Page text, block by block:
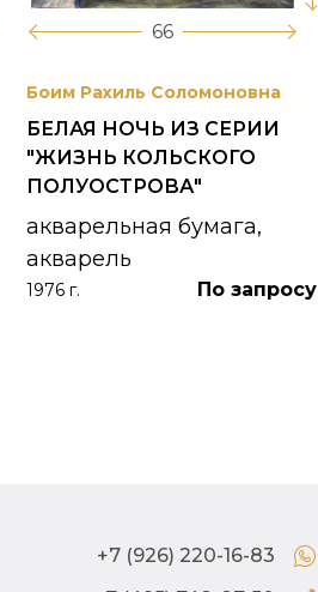
66
Боим Рахиль Соломоновна
БЕЛАЯ НОЧЬ ИЗ СЕРИИ
"ЖИЗНЬ КОЛЬСКОГО
ПОЛУОСТРОВА"
акварельная бумага,
акварель
1976 г. По запросу
+7 (926) 220-16-83